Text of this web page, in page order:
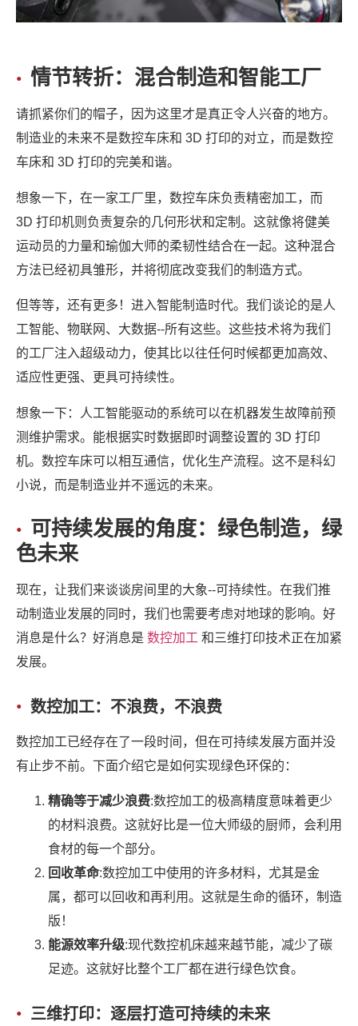
情节转折：混合制造和智能工厂
请抓紧你们的帽子，因为这里才是真正令人兴奋的地方。
制造业的未来不是数控车床和 3D 打印的对立，而是数控
车床和 3D 打印的完美和谐。
想象一下，在一家工厂里，数控车床负责精密加工，而
3D 打印机则负责复杂的几何形状和定制。这就像将健美
运动员的力量和瑜伽大师的柔韧性结合在一起。这种混合
方法已经初具雏形，并将彻底改变我们的制造方式。
但等等，还有更多！进入智能制造时代。我们谈论的是人
工智能、物联网、大数据--所有这些。这些技术将为我们
的工厂注入超级动力，使其比以往任何时候都更加高效、
适应性更强、更具可持续性。
想象一下：人工智能驱动的系统可以在机器发生故障前预
测维护需求。能根据实时数据即时调整设置的 3D 打印
机。数控车床可以相互通信，优化生产流程。这不是科幻
小说，而是制造业并不遥远的未来。
可持续发展的角度：绿色制造，绿
色未来
现在，让我们来谈谈房间里的大象--可持续性。在我们推
动制造业发展的同时，我们也需要考虑对地球的影响。好
消息是什么？好消息是 数控加工 和三维打印技术正在加紧
发展。
数控加工：不浪费，不浪费
数控加工已经存在了一段时间，但在可持续发展方面并没
有止步不前。下面介绍它是如何实现绿色环保的：
精确等于减少浪费:数控加工的极高精度意味着更少
的材料浪费。这就好比是一位大师级的厨师，会利用
食材的每一个部分。
回收革命:数控加工中使用的许多材料，尤其是金
属，都可以回收和再利用。这就是生命的循环，制造
版！
能源效率升级:现代数控机床越来越节能，减少了碳
足迹。这就好比整个工厂都在进行绿色饮食。
三维打印：逐层打造可持续的未来